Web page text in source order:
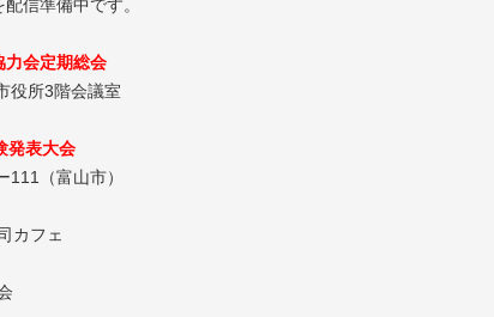
信準備中です。
力会定期総会
階会議室
発表大会
富山市）
カフェ